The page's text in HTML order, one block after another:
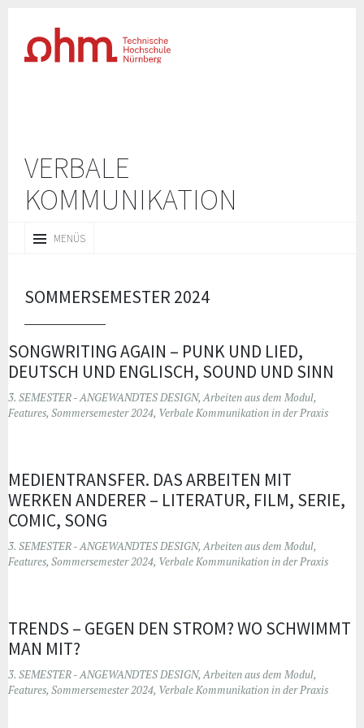
VERBALE
KOMMUNIKATION
MENÜS
INHALT
SOMMERSEMESTER 2024
SONGWRITING AGAIN – PUNK UND LIED,
DEUTSCH UND ENGLISCH, SOUND UND SINN
3. SEMESTER - ANGEWANDTES DESIGN, Arbeiten aus dem Modul,
Features, Sommersemester 2024, Verbale Kommunikation in der Praxis
MEDIENTRANSFER. DAS ARBEITEN MIT
WERKEN ANDERER – LITERATUR, FILM, SERIE,
COMIC, SONG
3. SEMESTER - ANGEWANDTES DESIGN, Arbeiten aus dem Modul,
Features, Sommersemester 2024, Verbale Kommunikation in der Praxis
TRENDS – GEGEN DEN STROM? WO SCHWIMMT
MAN MIT?
3. SEMESTER - ANGEWANDTES DESIGN, Arbeiten aus dem Modul,
Features, Sommersemester 2024, Verbale Kommunikation in der Praxis